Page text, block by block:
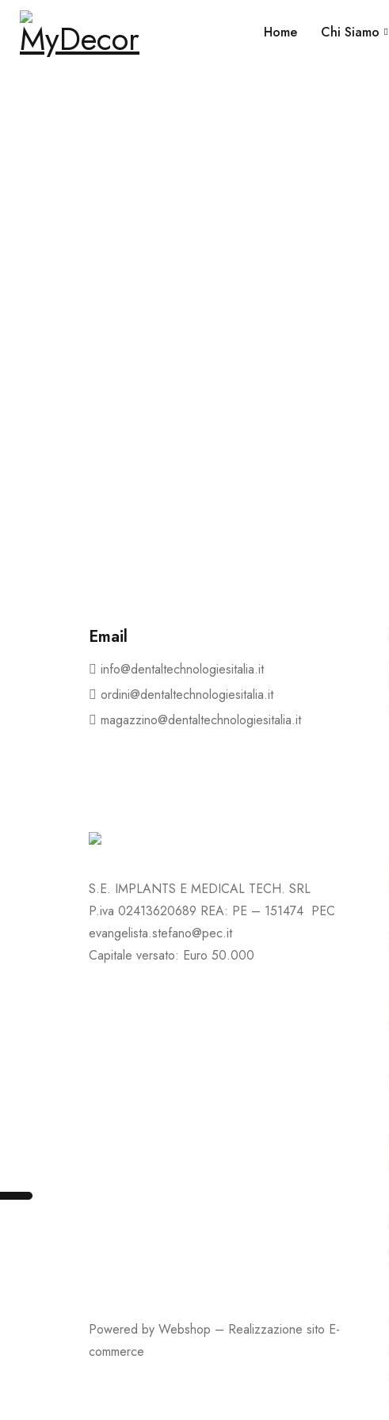
Home Chi Siamo
Email
info@dentaltechnologiesitalia.it
ordini@dentaltechnologiesitalia.it
magazzino@dentaltechnologiesitalia.it
S.E. IMPLANTS E MEDICAL TECH. SRL
P.iva 02413620689 REA: PE – 151474 PEC
evangelista.stefano@pec.it
Capitale versato: Euro 50.000
Powered by Webshop – Realizzazione sito E-
commerce